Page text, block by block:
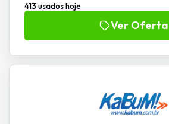
413 usados hoje
Ver Oferta